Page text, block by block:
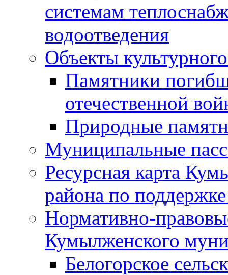
системам
водоотведения
Объекты
Памятники
отечественной
Природные
Муниципальные
Ресурсная карта
района по
Нормативно-
Кумылженского
Белогорское